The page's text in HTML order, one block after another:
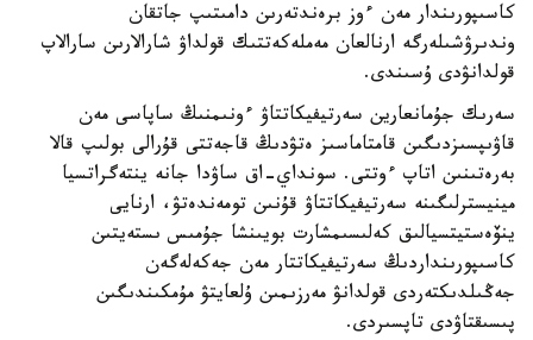
كاسىپورىندار مەن ءوز برەندتەرىن دامىتىپ جاتقان
وندىرۋشىلەرگە ارنالعان مەملەكەتتىك قولداۋ شارالارىن سارالاپ
قولدانۋدى ۇسىندى.
سەرىك جۇمانعارين سەرتيفيكاتتاۋ ءونىمنىڭ ساپاسى مەن
قاۋىپسىزدىگىن قامتاماسىز ەتۋدىڭ قاجەتتى قۇرالى بولىپ قالا
بەرەتىنىن اتاپ ءوتتى. سونداي-اق ساۋدا جانە ينتەگراتسيا
مينيسترلىگىنە سەرتيفيكاتتاۋ قۇنىن تومەندەتۋ، ارنايى
ينۆەستيتسيالىق كەلىسىمشارت بويىنشا جۇمىس ىستەيتىن
كاسىپورىنداردىڭ سەرتيفيكاتتار مەن جەكەلەگەن
جەڭىلدىكتەردى قولدانۋ مەرزىمىن ۇلعايتۋ مۇمكىندىگىن
پىسىقتاۋدى تاپسىردى.